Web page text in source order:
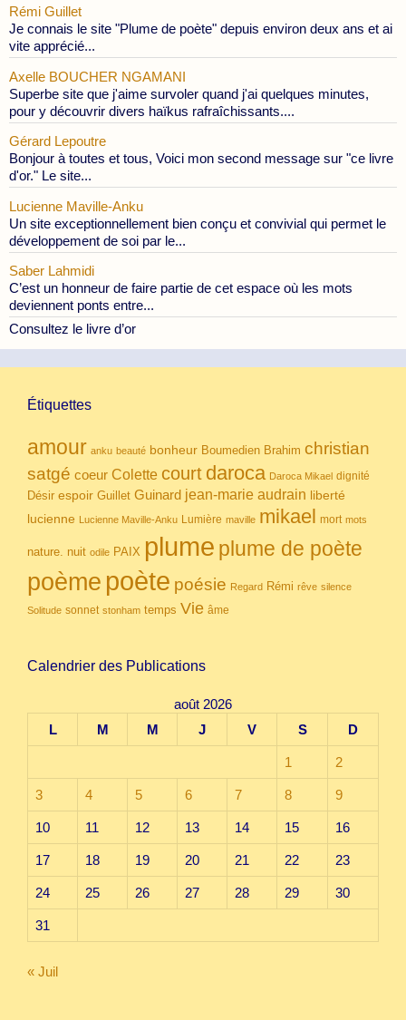
Rémi Guillet
Je connais le site "Plume de poète" depuis environ deux ans et ai
vite apprécié...
Axelle BOUCHER NGAMANI
Superbe site que j'aime survoler quand j'ai quelques minutes,
pour y découvrir divers haïkus rafraîchissants....
Gérard Lepoutre
Bonjour à toutes et tous, Voici mon second message sur "ce livre
d'or." Le site...
Lucienne Maville-Anku
Un site exceptionnellement bien conçu et convivial qui permet le
développement de soi par le...
Saber Lahmidi
C’est un honneur de faire partie de cet espace où les mots
deviennent ponts entre...
Consultez le livre d’or
Étiquettes
amour anku beauté bonheur Boumedien Brahim christian
satgé coeur Colette court daroca Daroca Mikael dignité
Désir espoir Guillet Guinard jean-marie audrain liberté
lucienne Lucienne Maville-Anku Lumière maville mikael mort mots
nature. nuit odile PAIX plume plume de poète
poème poète poésie Regard Rémi rêve silence
Solitude sonnet stonham temps Vie âme
Calendrier des Publications
août 2026
L
M M J V S D
1 2
3 4 5 6 7 8 9
10 11 12 13 14 15 16
17 18 19 20 21 22 23
24 25 26 27 28 29 30
31
« Juil